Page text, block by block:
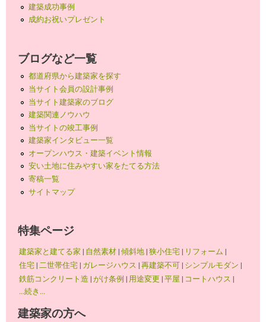
建築成功事例
成約お祝いプレゼント
ブログなど一覧
都道府県から建築家を探す
当サイト会員の設計事例
当サイト建築家のブログ
建築関連ノウハウ
当サイトの竣工事例
建築家インタビュー一覧
オープンハウス・建築イベント情報
安い土地に住みやすい家をたてる方法
寄稿一覧
サイトマップ
特集ページ
建築家と建てる家 | 自然素材|傾斜地|狭小住宅| リフォーム |
住宅|二世帯住宅| ガレージハウス |再建築不可| シンプルモダン |
鉄筋コンクリート造 |がけ条例 | 用途変更 |平屋 | コートハウス |
...続き...
建築家の方へ